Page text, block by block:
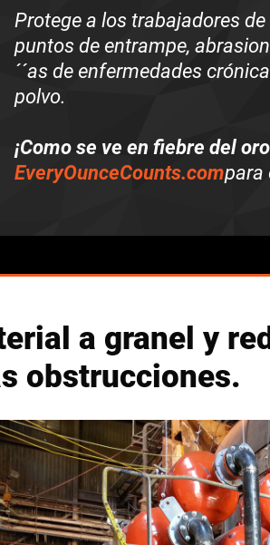
Protege a los trabajadores
puntos de entrampe,
´´as de enfermedades
polvo.
¡Como se ve en fiebre del
EveryOunceCounts.compara
a granel y
obstrucciones.